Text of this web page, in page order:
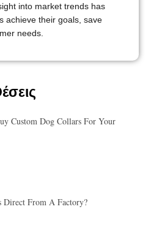
into market trends has
achieve their goals, save
needs.
Custom Dog Collars For Your
Direct From A Factory?